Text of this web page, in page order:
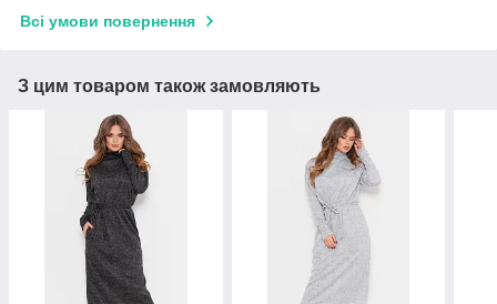
Всі умови повернення
З цим товаром також замовляють